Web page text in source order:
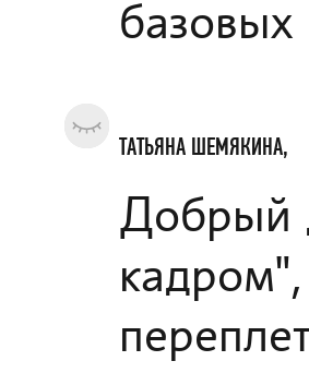
базовых
ТАТЬЯНА ШЕМЯКИНА,
Добрый